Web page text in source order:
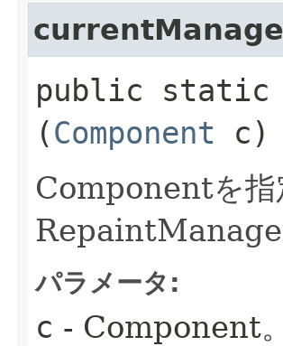
public static
(Component c)
Componentを指
パラメータ:
c - Component